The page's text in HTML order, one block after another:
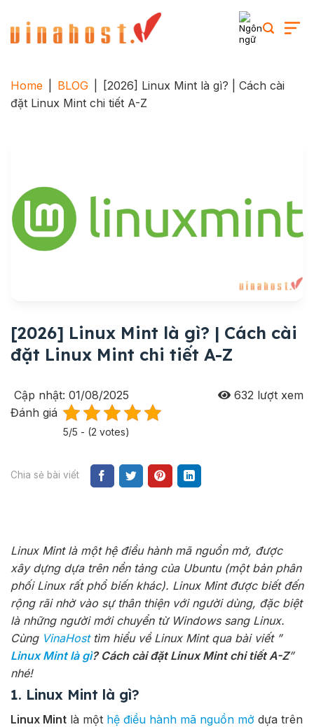
content
Home BLOG
[2026] Linux Mint là gì? | Cách cài
đặt Linux Mint chi tiết A-Z
[2026] Linux Mint là gì? | Cách cài
đặt Linux Mint chi tiết A-Z
Cập nhật: 01/08/2025 632 lượt xem
Đánh giá
5/5 - (2 votes)
Chia sẻ bài viết
Linux Mint là một hệ điều hành mã nguồn mở, được
xây dựng dựa trên nền tảng của Ubuntu (một bản phân
phối Linux rất phổ biến khác). Linux Mint được biết đến
rộng rãi nhờ vào sự thân thiện với người dùng, đặc biệt
là những người mới chuyển từ Windows sang Linux.
Cùng VinaHosttìm hiểu về Linux Mint qua bài viết ”
Linux Mint là gì? Cách cài đặt Linux Mint chi tiết A-Z”
nhé!
1. Linux Mint là gì?
Linux Mint là một hệ điều hành mã nguồn mở dựa trên